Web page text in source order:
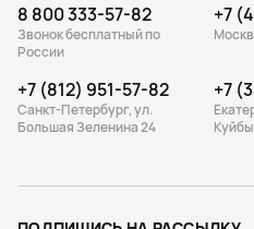
8 800 333-57-82
Звонок бесплатный по
России
+7
+7 (812) 951-57-82
Санкт-Петербург, ул.
Большая Зеленина 24
+7